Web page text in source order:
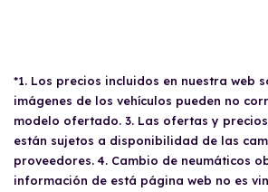
*1. Los precios incluidos en nuestra web
imágenes de los vehículos pueden no
modelo ofertado. 3. Las ofertas y
están sujetos a disponibilidad de las
proveedores. 4. Cambio de neumáticos
información de está página web no es